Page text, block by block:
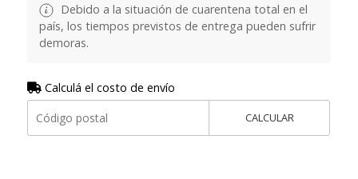
Debido a la situación de cuarentena total en el
país, los tiempos previstos de entrega pueden sufrir
demoras.
Calculá el costo de envío
CALCULAR